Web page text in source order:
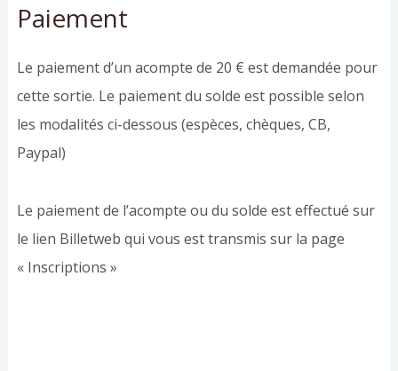
Paiement
Le paiement d’un acompte de 20 € est demandée pour
cette sortie. Le paiement du solde est possible selon
les modalités ci-dessous (espèces, chèques, CB,
Paypal)
Le paiement de l’acompte ou du solde est effectué sur
le lien Billetweb qui vous est transmis sur la page
« Inscriptions »